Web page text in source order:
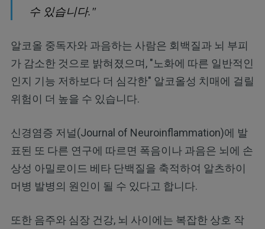
수 있습니다."
알코올 중독자와 과음하는 사람은 회백질과 뇌 부피
가 감소한 것으로 밝혀졌으며, "노화에 따른 일반적인
인지 기능 저하보다 더 심각한" 알코올성 치매에 걸릴
위험이 더 높을 수 있습니다.
신경염증 저널(Journal of Neuroinflammation)에 발
표된 또 다른 연구에 따르면 폭음이나 과음은 뇌에 손
상성 아밀로이드 베타 단백질을 축적하여 알츠하이
머병 발병의 원인이 될 수 있다고 합니다.
또한 음주와 심장 건강, 뇌 사이에는 복잡한 상호 작